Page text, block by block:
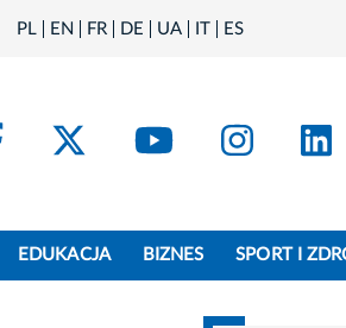
PL EN FR DE UA IT ES
FacebookKraków - X
Kraków -
EDUKACJA BIZNES SPORT I